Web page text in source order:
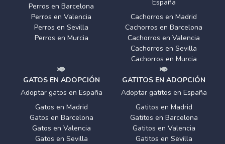
Perros en Barcelona
Perros en Valencia
Perros en Sevilla
Perros en Murcia
España
Cachorros en Madrid
Cachorros en Barcelona
Cachorros en Valencia
Cachorros en Sevilla
Cachorros en Murcia
GATOS EN ADOPCIÓN
Adoptar gatos en España
Gatos en Madrid
Gatos en Barcelona
Gatos en Valencia
Gatos en Sevilla
GATITOS EN ADOPCIÓN
Adoptar gatitos en España
Gatitos en Madrid
Gatitos en Barcelona
Gatitos en Valencia
Gatitos en Sevilla